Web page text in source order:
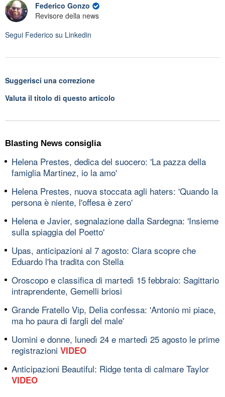
Federico Gonzo
Revisore della news
Segui Federico su Linkedin
Suggerisci una correzione
Valuta il titolo di questo articolo
Blasting News consiglia
Helena Prestes, dedica del suocero: 'La pazza della
famiglia Martinez, io la amo'
Helena Prestes, nuova stoccata agli haters: 'Quando la
persona è niente, l'offesa è zero'
Helena e Javier, segnalazione dalla Sardegna: 'Insieme
sulla spiaggia del Poetto'
Upas, anticipazioni al 7 agosto: Clara scopre che
Eduardo l'ha tradita con Stella
Oroscopo e classifica di martedì 15 febbraio: Sagittario
intraprendente, Gemelli briosi
Grande Fratello Vip, Delia confessa: 'Antonio mi piace,
ma ho paura di fargli del male'
Uomini e donne, lunedì 24 e martedì 25 agosto le prime
registrazioni VIDEO
Anticipazioni Beautiful: Ridge tenta di calmare Taylor
VIDEO